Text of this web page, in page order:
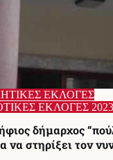
ΕΚΛΟΓΕΣ
ΕΚΛΟΓΕΣ 2023
δήμαρχος
να στηρίξει τον